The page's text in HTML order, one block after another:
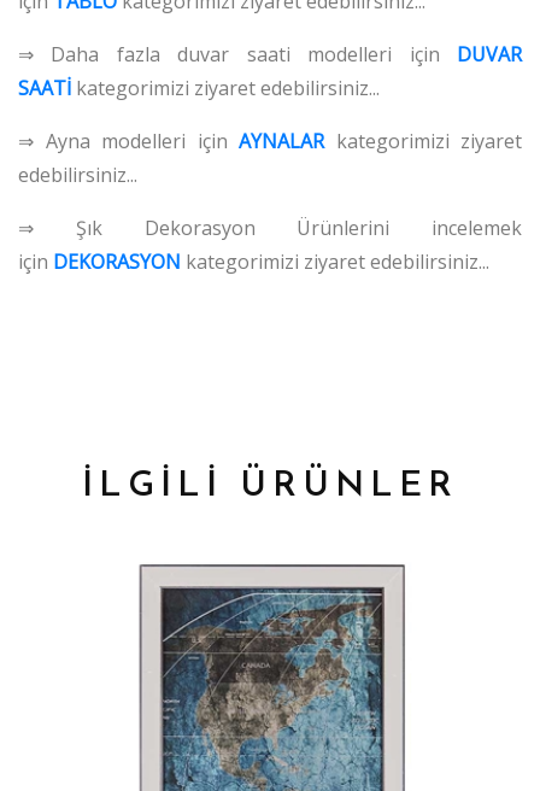
⇒ Daha fazla duvar saati modelleri için DUVAR
SAATİ kategorimizi ziyaret edebilirsiniz...
⇒ Ayna modelleri için AYNALARkategorimizi ziyaret
edebilirsiniz...
⇒ Şık Dekorasyon Ürünlerini incelemek
için DEKORASYON kategorimizi ziyaret edebilirsiniz...
İLGİLİ ÜRÜNLER